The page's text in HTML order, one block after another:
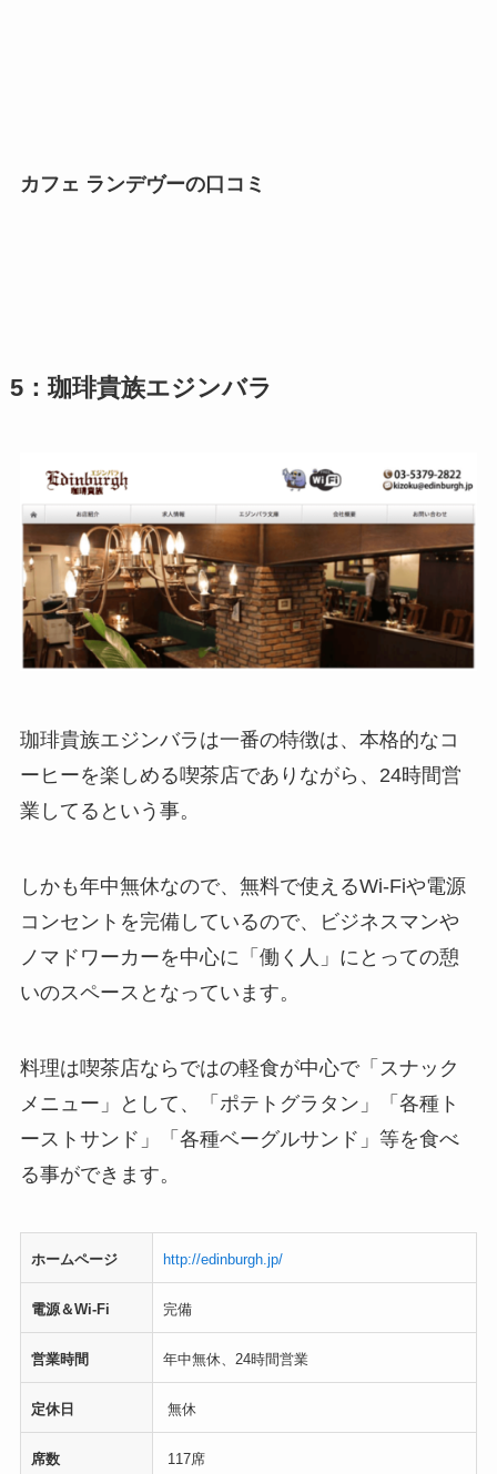
カフェ ランデヴーの口コミ
5：珈琲貴族エジンバラ
珈琲貴族エジンバラは一番の特徴は、本格的なコ
ーヒーを楽しめる喫茶店でありながら、24時間営
業してるという事。
しかも年中無休なので、無料で使えるWi-Fiや電源
コンセントを完備しているので、ビジネスマンや
ノマドワーカーを中心に「働く人」にとっての憩
いのスペースとなっています。
料理は喫茶店ならではの軽食が中心で「スナック
メニュー」として、「ポテトグラタン」「各種ト
ーストサンド」「各種ベーグルサンド」等を食べ
る事ができます。
ホームページ http://edinburgh.jp/
電源＆Wi-Fi 完備
営業時間 年中無休、24時間営業
定休日 無休
席数 117席